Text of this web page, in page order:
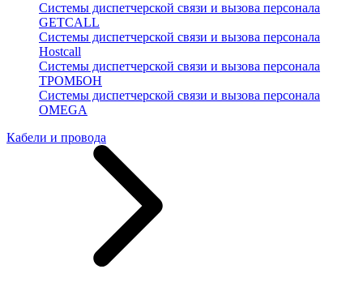
Системы диспетчерской связи и вызова персонала
GETCALL
Системы диспетчерской связи и вызова персонала
Hostcall
Системы диспетчерской связи и вызова персонала
ТРОМБОН
Системы диспетчерской связи и вызова персонала
OMEGA
Кабели и провода